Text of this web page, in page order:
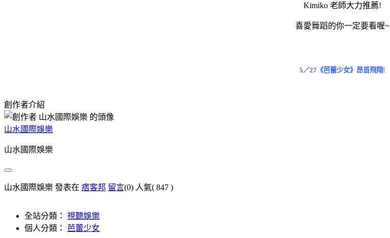
Kimiko 老師大力推薦!
喜愛舞蹈的你一定要看喔~
5／27《芭蕾少女》昂首飛翔!
創作者介紹
山水國際娛樂
山水國際娛樂
山水國際娛樂 發表在 痞客邦 留言(0) 人氣( 847 )
全站分類： 視聽娛樂
個人分類： 芭蕾少女